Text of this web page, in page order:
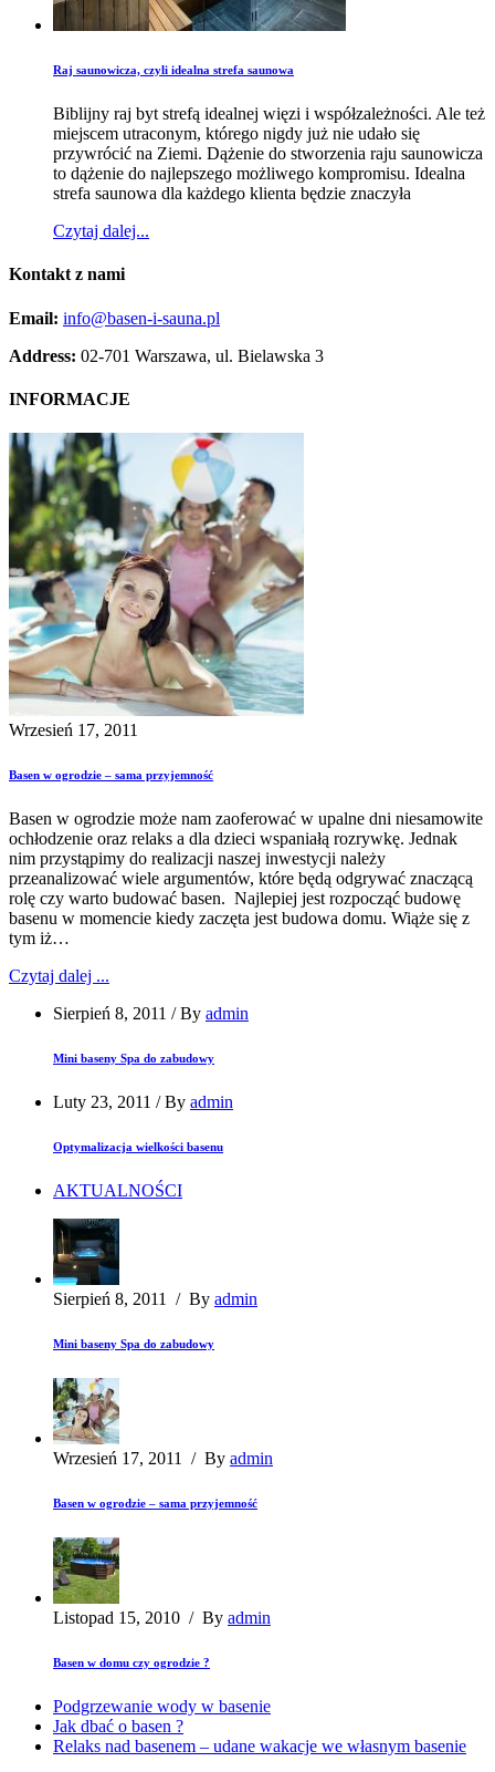
Raj saunowicza, czyli idealna strefa saunowa
Biblijny raj byt strefą idealnej więzi i współzależności. Ale też
miejscem utraconym, którego nigdy już nie udało się
przywrócić na Ziemi. Dążenie do stworzenia raju saunowicza
to dążenie do najlepszego możliwego kompromi­su. Idealna
strefa saunowa dla każdego klienta będzie znaczyła
Czytaj dalej...
Kontakt z nami
Email: info@basen-i-sauna.pl
Address: 02-701 Warszawa, ul. Bielawska 3
INFORMACJE
Wrzesień 17, 2011
Basen w ogrodzie – sama przyjemność
Basen w ogrodzie może nam zaoferować w upalne dni niesamowite
ochłodzenie oraz relaks a dla dzieci wspaniałą rozrywkę. Jednak
nim przystąpimy do realizacji naszej inwestycji należy
przeanalizować wiele argumentów, które będą odgrywać znaczącą
rolę czy warto budować basen. Najlepiej jest rozpocząć budowę
basenu w momencie kiedy zaczęta jest budowa domu. Wiąże się z
tym iż…
Czytaj dalej ...
Sierpień 8, 2011 /By admin
Mini baseny Spa do zabudowy
Luty 23, 2011 /By admin
Optymalizacja wielkości basenu
AKTUALNOŚCI
Sierpień 8, 2011 / By admin
Mini baseny Spa do zabudowy
Wrzesień 17, 2011 / By admin
Basen w ogrodzie – sama przyjemność
Listopad 15, 2010 / By admin
Basen w domu czy ogrodzie ?
Podgrzewanie wody w basenie
Jak dbać o basen ?
Relaks nad basenem – udane wakacje we własnym basenie